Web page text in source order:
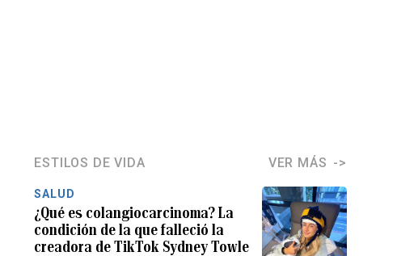
ESTILOS DE VIDA VER MÁS
SALUD
¿Qué es colangiocarcinoma? La
condición de la que falleció la
creadora de TikTok Sydney Towle